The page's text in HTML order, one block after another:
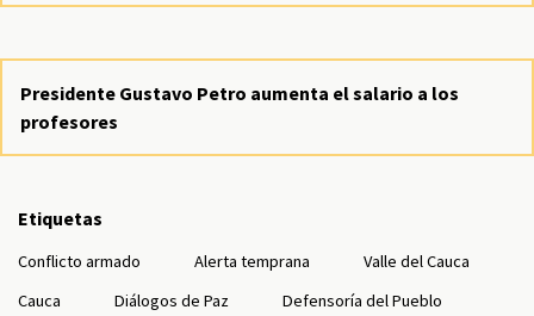
Presidente Gustavo Petro aumenta el salario a los
profesores
Etiquetas
Conflicto armado Alerta temprana
Valle del Cauca
Cauca
Diálogos de Paz
Defensoría del Pueblo